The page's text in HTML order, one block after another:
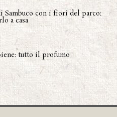
Sambuco con i fiori del parco:
a casa
tutto il profumo